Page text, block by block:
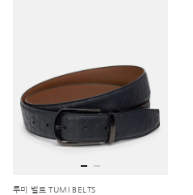
투미 벨트 TUMI BELTS